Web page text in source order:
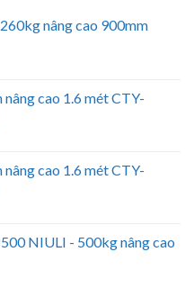
nâng cao 900mm
nâng cao 1.6 mét CTY-
nâng cao 1.6 mét CTY-
NIULI - 500kg nâng cao